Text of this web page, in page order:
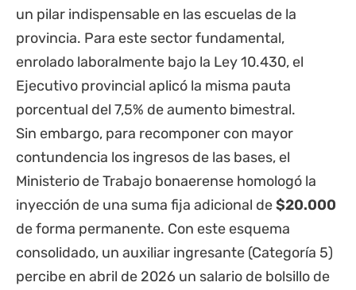
un pilar indispensable en las escuelas de la
provincia. Para este sector fundamental,
enrolado laboralmente bajo la Ley 10.430, el
Ejecutivo provincial aplicó la misma pauta
porcentual del 7,5% de aumento bimestral.
Sin embargo, para recomponer con mayor
contundencia los ingresos de las bases, el
Ministerio de Trabajo bonaerense homologó la
inyección de una suma fija adicional de$20.000
de forma permanente. Con este esquema
consolidado, un auxiliar ingresante (Categoría 5)
percibe en abril de 2026 un salario de bolsillo de